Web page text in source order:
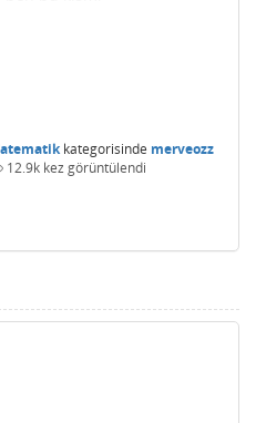
kategorisinde merveozz
12.9k kez görüntülendi